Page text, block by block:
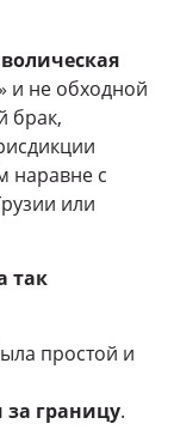
и не обходной
брак,
наравне с
или
так
простой и
границу.